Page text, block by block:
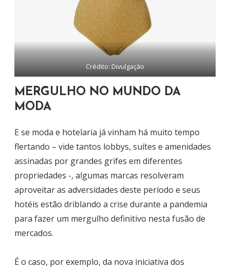
Crédito: Divulgação
MERGULHO NO MUNDO DA
MODA
E se moda e hotelaria já vinham há muito tempo
flertando – vide tantos lobbys, suítes e amenidades
assinadas por grandes grifes em diferentes
propriedades -, algumas marcas resolveram
aproveitar as adversidades deste período e seus
hotéis estão driblando a crise durante a pandemia
para fazer um mergulho definitivo nesta fusão de
mercados.
É o caso, por exemplo, da nova iniciativa dos